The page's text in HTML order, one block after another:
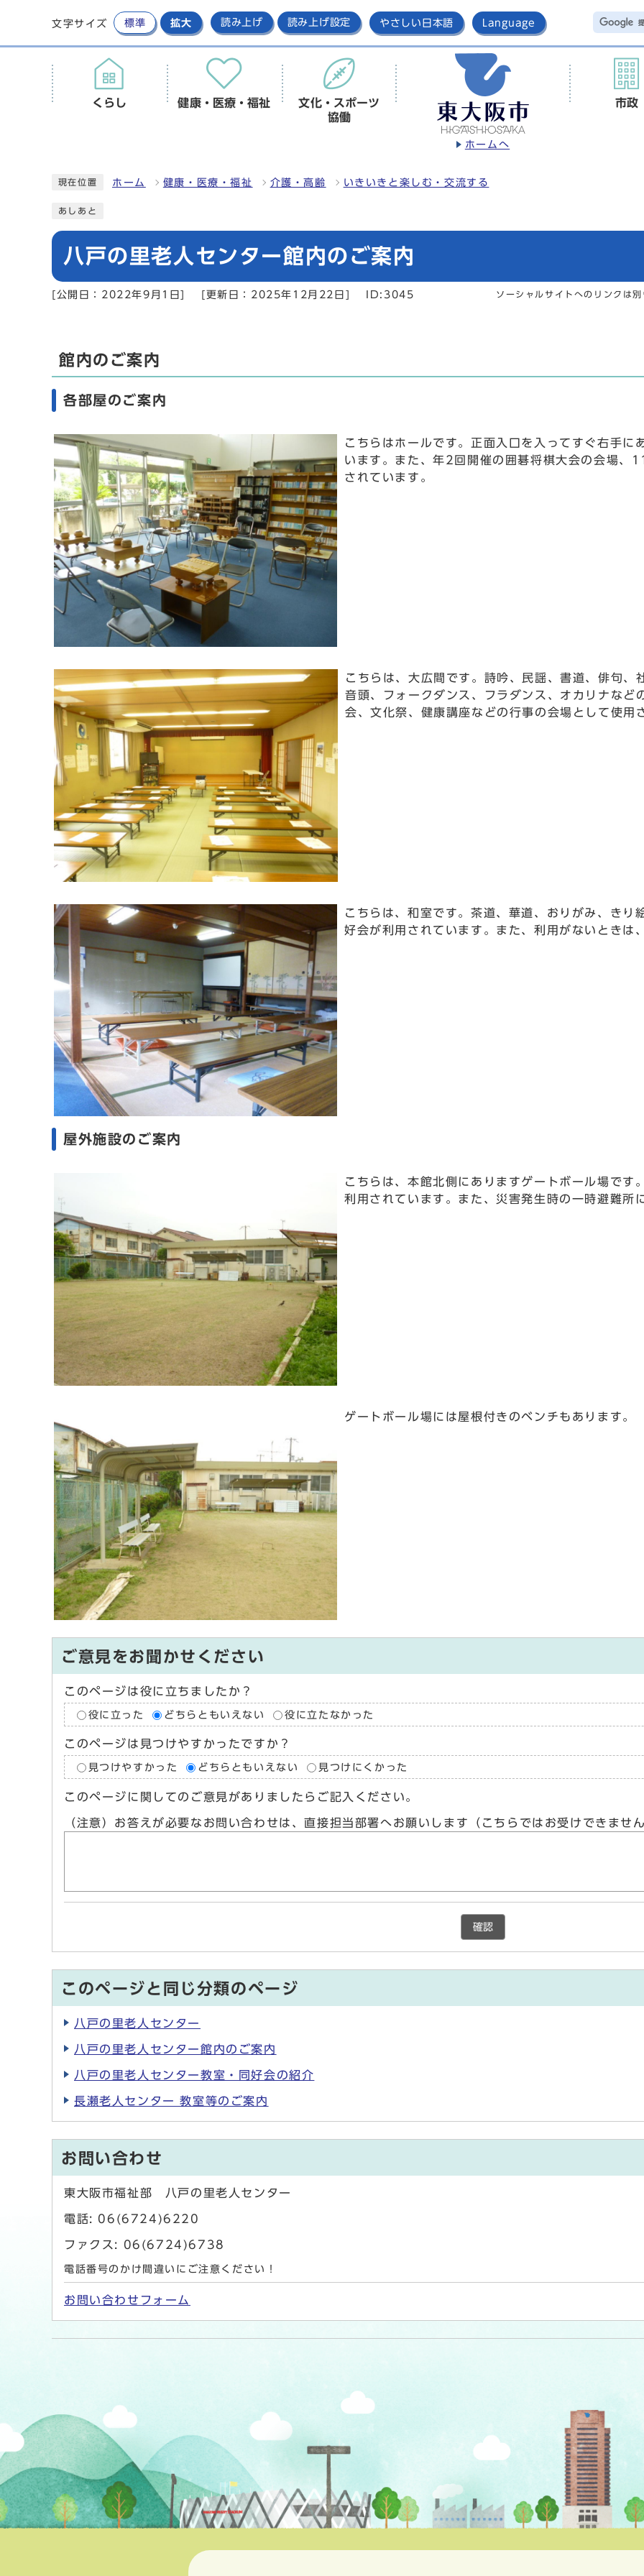
文字サイズ 標準 拡大 読み上げ 読み上げ設定 やさしい日本語 Language
ホームへ
くらし 健康・医療・福祉
文化・スポーツ
協働
市政
現在位置 ホーム 健康・医療・福祉 介護・高齢 いきいきと楽しむ・交流する
あしあと
八戸の里老人センター館内のご案内
[公開日：2022年9月1日] [更新日：2025年12月22日] ID:3045 ソーシャルサイトへのリンクは
館内のご案内
各部屋のご案内
こちらはホールです。正面入口を入ってすぐ右手
います。また、年2回開催の囲碁将棋大会の会場、
されています。
こちらは、大広間です。詩吟、民謡、書道、俳句
音頭、フォークダンス、フラダンス、オカリナな
会、文化祭、健康講座などの行事の会場として使用
こちらは、和室です。茶道、華道、おりがみ、き
好会が利用されています。また、利用がないときは
屋外施設のご案内
こちらは、本館北側にありますゲートボール場で
利用されています。また、災害発生時の一時避難所
ゲートボール場には屋根付きのベンチもあります。
ご意見をお聞かせください
このページは役に立ちましたか？
役に立った どちらともいえない 役に立たなかった
このページは見つけやすかったですか？
見つけやすかった どちらともいえない 見つけにくかった
このページに関してのご意見がありましたらご記入ください。
（注意）お答えが必要なお問い合わせは、直接担当部署へお願いします（こちらではお受けできませ
確認
このページと同じ分類のページ
八戸の里老人センター
八戸の里老人センター館内のご案内
八戸の里老人センター教室・同好会の紹介
長瀬老人センター 教室等のご案内
お問い合わせ
東大阪市福祉部 八戸の里老人センター
電話: 06(6724)6220
ファクス: 06(6724)6738
電話番号のかけ間違いにご注意ください！
お問い合わせフォーム